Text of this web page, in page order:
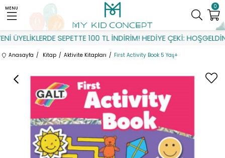
ÜYELİKLERDE SEPETTE 100 TL İNDİRİM! HEDİYE ÇEKİ: HOŞGELDİN
0
MENU
Anasayfa Kitap Aktivite Kitapları First Activity Book 5 Yaş+